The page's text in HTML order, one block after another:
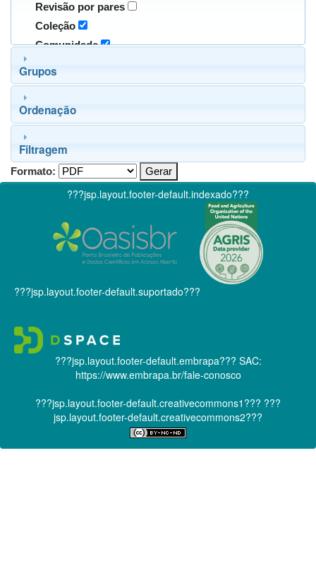
Revisão por pares
Coleção
Comunidade
Grupos
Ordenação
Filtragem
Formato:
???jsp.layout.footer-default.indexado???
???jsp.layout.footer-default.suportado???
???jsp.layout.footer-default.embrapa??? SAC:
https://www.embrapa.br/fale-conosco
???jsp.layout.footer-default.creativecommons1??? ???
jsp.layout.footer-default.creativecommons2???